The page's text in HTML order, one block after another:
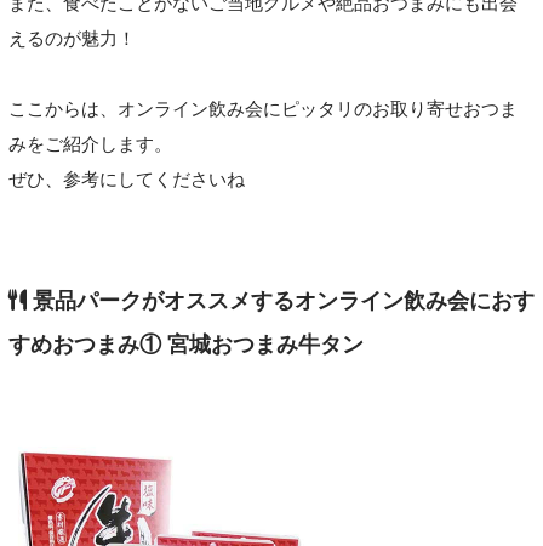
えるのが魅力！
ここからは、オンライン飲み会にピッタリのお取り寄せおつま
みをご紹介します。
ぜひ、参考にしてくださいね
景品パークがオススメするオンライン飲み会におす
すめおつまみ① 宮城おつまみ牛タン